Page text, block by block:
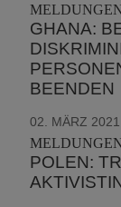
GHANA:
BEENDEN
02. MÄRZ 2021
POLEN: